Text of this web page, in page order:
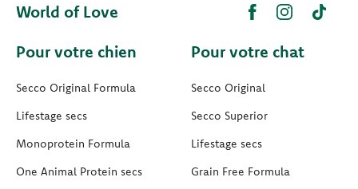
World of Love
Pour votre chien
Secco Original Formula
Lifestage secs
Monoprotein Formula
One Animal Protein secs
Pour votre chat
Secco Original
Secco Superior
Lifestage secs
Grain Free Formula